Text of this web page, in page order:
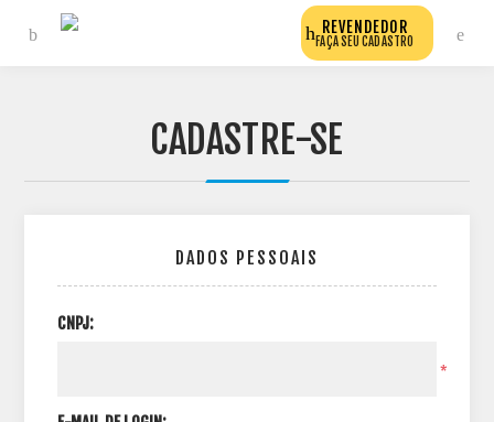
REVENDEDOR
FAÇA SEU CADASTRO
CADASTRE-SE
DADOS PESSOAIS
CNPJ:
*